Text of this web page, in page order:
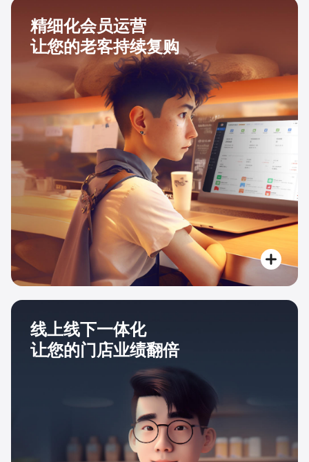
精细化会员运营
让您的老客持续复购
线上线下一体化
让您的门店业绩翻倍